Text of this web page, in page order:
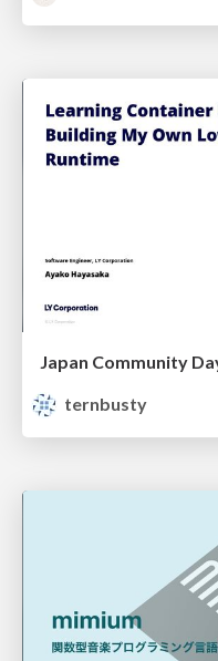
ternbusty